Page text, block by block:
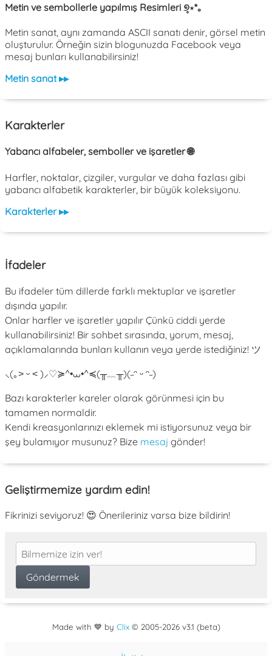
Metin ve sembollerle yapılmış Resimleri ୭̥⋆*｡
Metin sanat, aynı zamanda ASCII sanatı denir, görsel metin
oluşturulur. Örneğin sizin blogunuzda Facebook veya
mesaj bunları kullanabilirsiniz!
Metin sanat ▸▸
Karakterler
Yabancı alfabeler, semboller ve işaretler 🌐
Harfler, noktalar, çizgiler, vurgular ve daha fazlası gibi
yabancı alfabetik karakterler, bir büyük koleksiyonu.
Karakterler ▸▸
İfadeler
Bu ifadeler tüm dillerde farklı mektuplar ve işaretler
dışında yapılır.
Onlar harfler ve işaretler yapılır Çünkü ciddi yerde
kullanabilirsiniz! Bir sohbet sırasında, yorum, mesaj,
açıklamalarında bunları kullanın veya yerde istediğiniz! ツ
⸜(｡˃ ᵕ ˂ )⸝♡≽^•⩊•^≼(╥﹏╥)(˶ᵔ ᵕ ᵔ˶)
Bazı karakterler kareler olarak görünmesi için bu
tamamen normaldir.
Kendi kreasyonlarınızı eklemek mi istiyorsunuz veya bir
şey bulamıyor musunuz? Bize mesaj gönder!
Geliştirmemize yardım edin!
Fikrinizi seviyoruz! 😍 Önerileriniz varsa bize bildirin!
Made with 💙 by Clix© 2005-2026 v3.1 (beta)